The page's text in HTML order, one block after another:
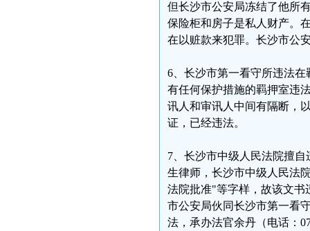
但长沙市公安局冻结了他所
保险柜和房子是私人财产。
在以赃款来犯罪。长沙市公
6、长沙市第一看守所违法
有任何保护措施的羁押室违
讯人和审讯人中间有隔断，
证，已经违法。
7、长沙市中级人民法院擅
生律师，长沙市中级人民法
法院批准"等字样，故该文书
市公安局伙同长沙市第一看
法，承办法官余丹（电话：